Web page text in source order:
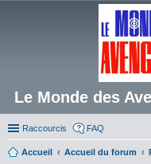
Le Monde des
Raccourcis FAQ
Accueil Accueil du forum